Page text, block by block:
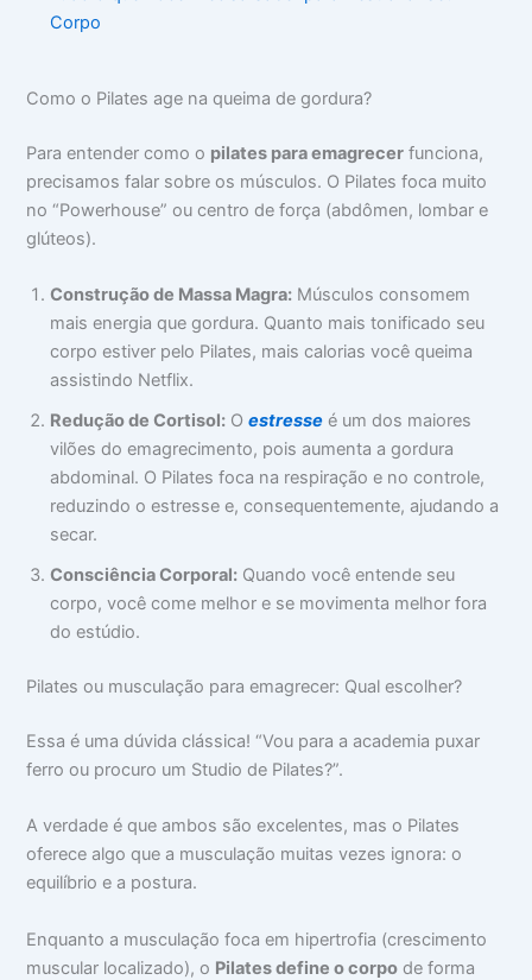
Corpo
Como o Pilates age na queima de gordura?
Para entender como o pilates para emagrecer funciona,
precisamos falar sobre os músculos. O Pilates foca muito
no “Powerhouse” ou centro de força (abdômen, lombar e
glúteos).
Construção de Massa Magra: Músculos consomem
mais energia que gordura. Quanto mais tonificado seu
corpo estiver pelo Pilates, mais calorias você queima
assistindo Netflix.
Redução de Cortisol: Oestresse é um dos maiores
vilões do emagrecimento, pois aumenta a gordura
abdominal. O Pilates foca na respiração e no controle,
reduzindo o estresse e, consequentemente, ajudando a
secar.
Consciência Corporal: Quando você entende seu
corpo, você come melhor e se movimenta melhor fora
do estúdio.
Pilates ou musculação para emagrecer: Qual escolher?
Essa é uma dúvida clássica! “Vou para a academia puxar
ferro ou procuro um Studio de Pilates?”.
A verdade é que ambos são excelentes, mas o Pilates
oferece algo que a musculação muitas vezes ignora: o
equilíbrio e a postura.
Enquanto a musculação foca em hipertrofia (crescimento
muscular localizado), o Pilates define o corpo de forma